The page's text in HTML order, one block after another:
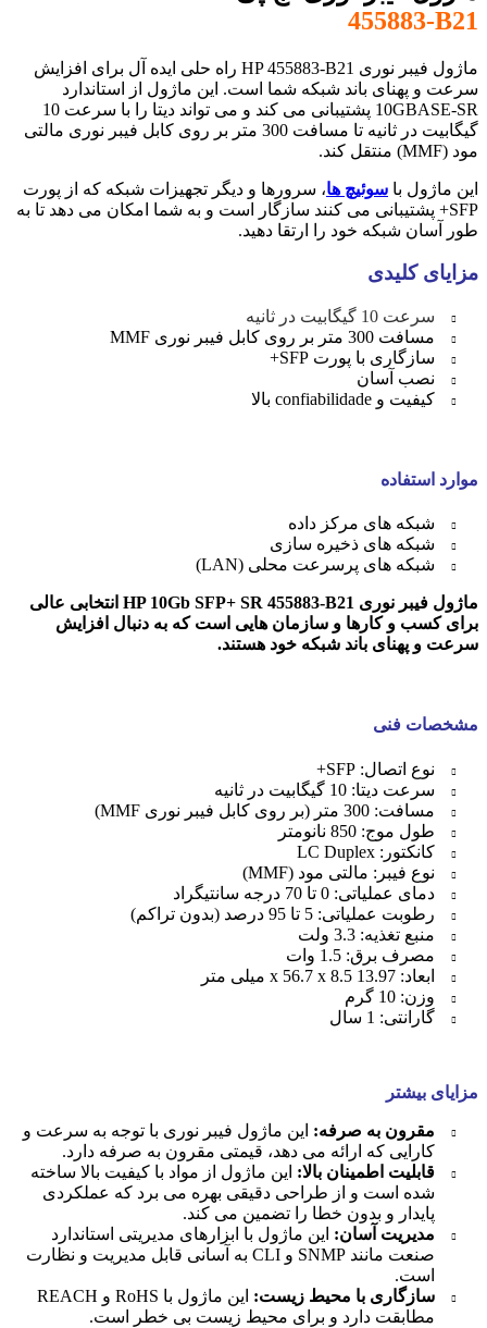
455883-B21
ماژول فیبر نوری HP 455883-B21 راه حلی ایده آل برای افزایش
سرعت و پهنای باند شبکه شما است. این ماژول از استاندارد
10GBASE-SR پشتیبانی می کند و می تواند دیتا را با سرعت 10
گیگابیت در ثانیه تا مسافت 300 متر بر روی کابل فیبر نوری مالتی
مود (MMF) منتقل کند.
این ماژول با سوئیچ ها، سرورها و دیگر تجهیزات شبکه که از پورت
SFP+ پشتیبانی می کنند سازگار است و به شما امکان می دهد تا به
طور آسان شبکه خود را ارتقا دهید.
مزایای کلیدی
سرعت 10 گیگابیت در ثانیه
مسافت 300 متر بر روی کابل فیبر نوری MMF
سازگاری با پورت SFP+
نصب آسان
کیفیت و confiabilidade بالا
موارد استفاده
شبکه های مرکز داده
شبکه های ذخیره سازی
شبکه های پرسرعت محلی (LAN)
ماژول فیبر نوری HP 10Gb SFP+ SR 455883-B21 انتخابی عالی
برای کسب و کارها و سازمان هایی است که به دنبال افزایش
سرعت و پهنای باند شبکه خود هستند.
مشخصات فنی
نوع اتصال: SFP+
سرعت دیتا: 10 گیگابیت در ثانیه
مسافت: 300 متر (بر روی کابل فیبر نوری MMF)
طول موج: 850 نانومتر
کانکتور: LC Duplex
نوع فیبر: مالتی مود (MMF)
دمای عملیاتی: 0 تا 70 درجه سانتیگراد
رطوبت عملیاتی: 5 تا 95 درصد (بدون تراکم)
منبع تغذیه: 3.3 ولت
مصرف برق: 1.5 وات
ابعاد: 13.97 x 56.7 x 8.5 میلی متر
وزن: 10 گرم
گارانتی: 1 سال
مزایای بیشتر
مقرون به صرفه: این ماژول فیبر نوری با توجه به سرعت و
کارایی که ارائه می دهد، قیمتی مقرون به صرفه دارد.
قابلیت اطمینان بالا: این ماژول از مواد با کیفیت بالا ساخته
شده است و از طراحی دقیقی بهره می برد که عملکردی
پایدار و بدون خطا را تضمین می کند.
مدیریت آسان: این ماژول با ابزارهای مدیریتی استاندارد
صنعت مانند SNMP و CLI به آسانی قابل مدیریت و نظارت
است.
سازگاری با محیط زیست:
این ماژول با RoHS و REACH
مطابقت دارد و برای محیط زیست بی خطر است.